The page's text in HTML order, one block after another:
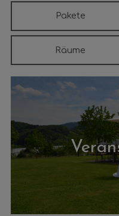
Pakete
Räume